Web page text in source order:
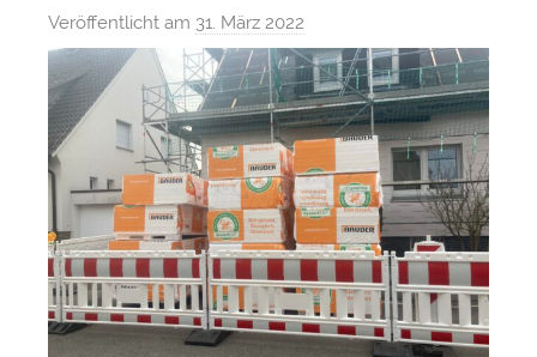
Veröffentlicht am 31. März 2022
o
n
S
e
b
a
s
t
a